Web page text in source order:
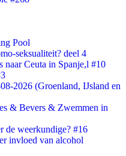
Pool
seksualiteit? deel 4
naar Ceuta in Spanje,l #10
2026 (Groenland, IJsland en
& Bevers & Zwemmen in
de weerkundige? #16
invloed van alcohol